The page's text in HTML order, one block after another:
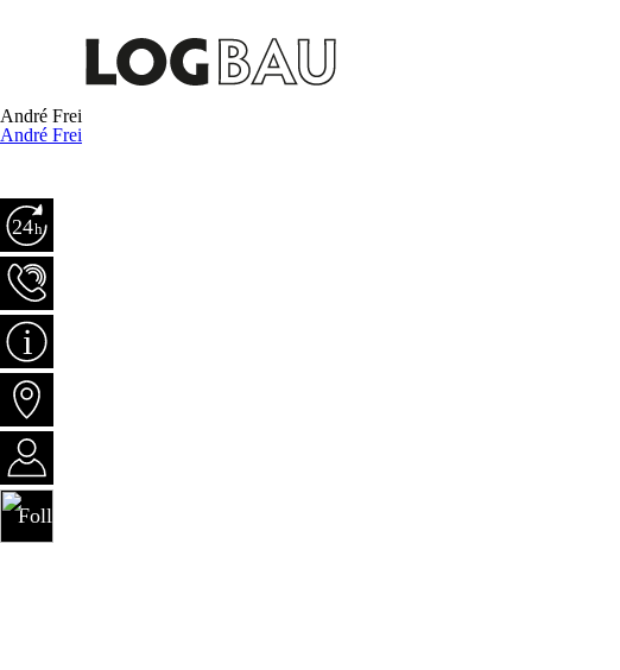
André Frei
André Frei
Notfall +41 79 681 15 30
Tel +41 81 303 73 80
Aktuelles
Standorte
Jobs
Follow us